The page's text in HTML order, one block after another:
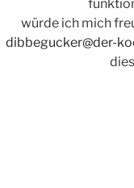
würde ich mich
dibbegucker@der-